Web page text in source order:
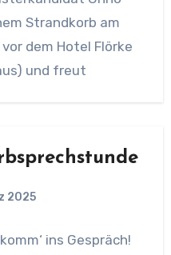
Strandkorb am
dem Hotel Flörke
und freut
2025
ins Gespräch!